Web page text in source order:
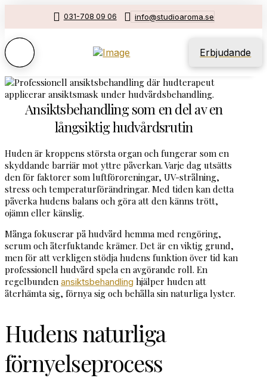
031-708 09 06 info@studioaroma.se
Erbjudande
Ansiktsbehandling som en del av en
långsiktig hudvårdsrutin
Huden är kroppens största organ och fungerar som en
skyddande barriär mot yttre påverkan. Varje dag utsätts
den för faktorer som luftföroreningar, UV-strålning,
stress och temperaturförändringar. Med tiden kan detta
påverka hudens balans och göra att den känns trött,
ojämn eller känslig.
Många fokuserar på hudvård hemma med rengöring,
serum och återfuktande krämer. Det är en viktig grund,
men för att verkligen stödja hudens funktion över tid kan
professionell hudvård spela en avgörande roll. En
regelbunden ansiktsbehandling hjälper huden att
återhämta sig, förnya sig och behålla sin naturliga lyster.
Hudens naturliga
förnyelseprocess